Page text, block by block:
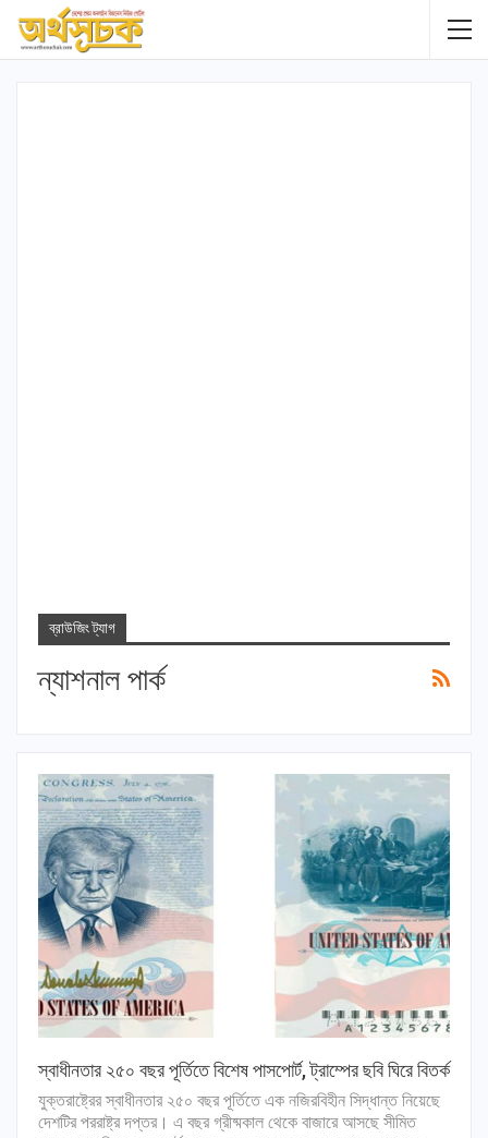
ব্রাউজিং ট্যাগ
ন্যাশনাল পার্ক
স্বাধীনতার ২৫০ বছর পূর্তিতে বিশেষ পাসপোর্ট, ট্রাম্পের ছবি ঘিরে বিতর্ক
যুক্তরাষ্ট্রের স্বাধীনতার ২৫০ বছর পূর্তিতে এক নজিরবিহীন সিদ্ধান্ত নিয়েছে
দেশটির পররাষ্ট্র দপ্তর। এ বছর গ্রীষ্মকাল থেকে বাজারে আসছে সীমিত